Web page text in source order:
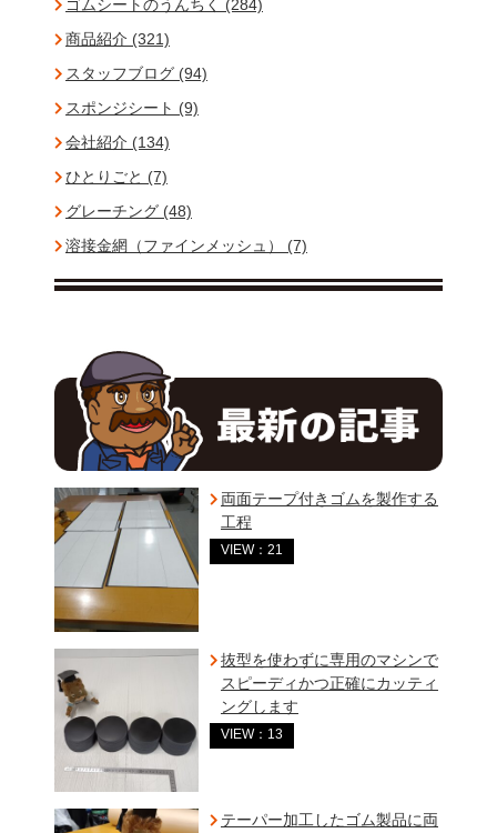
ゴムシートのうんちく (284)
商品紹介 (321)
スタッフブログ (94)
スポンジシート (9)
会社紹介 (134)
ひとりごと (7)
グレーチング (48)
溶接金網（ファインメッシュ） (7)
両面テープ付きゴムを製作する
工程
VIEW：21
抜型を使わずに専用のマシンで
スピーディかつ正確にカッティ
ングします
VIEW：13
テーパー加工したゴム製品に両